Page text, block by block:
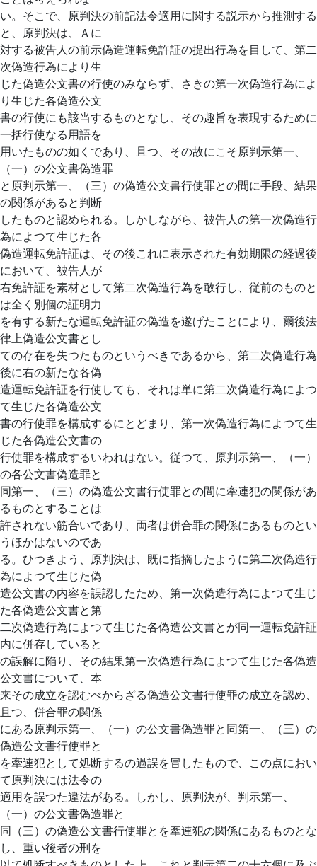
い。そこで、原判決の前記法令適用に関する説示から推測する
と、原判決は、Ａに
対する被告人の前示偽造運転免許証の提出行為を目して、第二
次偽造行為により生
じた偽造公文書の行使のみならず、さきの第一次偽造行為によ
り生じた各偽造公文
書の行使にも該当するものとなし、その趣旨を表現するために
一括行使なる用語を
用いたものの如くであり、且つ、その故にこそ原判示第一、
（一）の公文書偽造罪
と原判示第一、（三）の偽造公文書行使罪との間に手段、結果
の関係があると判断
したものと認められる。しかしながら、被告人の第一次偽造行
為によつて生じた各
偽造運転免許証は、その後これに表示された有効期限の経過後
において、被告人が
右免許証を素材として第二次偽造行為を敢行し、従前のものと
は全く別個の証明力
を有する新たな運転免許証の偽造を遂げたことにより、爾後法
律上偽造公文書とし
ての存在を失つたものというべきであるから、第二次偽造行為
後に右の新たな各偽
造運転免許証を行使しても、それは単に第二次偽造行為によつ
て生じた各偽造公文
書の行使罪を構成するにとどまり、第一次偽造行為によつて生
じた各偽造公文書の
行使罪を構成するいわれはない。従つて、原判示第一、（一）
の各公文書偽造罪と
同第一、（三）の偽造公文書行使罪との間に牽連犯の関係があ
るものとすることは
許されない筋合いであり、両者は併合罪の関係にあるものとい
うほかはないのであ
る。ひつきよう、原判決は、既に指摘したように第二次偽造行
為によつて生じた偽
造公文書の内容を誤認したため、第一次偽造行為によつて生じ
た各偽造公文書と第
二次偽造行為によつて生じた各偽造公文書とが同一運転免許証
内に併存していると
の誤解に陥り、その結果第一次偽造行為によつて生じた各偽造
公文書について、本
来その成立を認むべからざる偽造公文書行使罪の成立を認め、
且つ、併合罪の関係
にある原判示第一、（一）の公文書偽造罪と同第一、（三）の
偽造公文書行使罪と
を牽連犯として処断するの過誤を冒したもので、この点におい
て原判決には法令の
適用を誤つた違法がある。しかし、原判決が、判示第一、
（一）の公文書偽造罪と
同（三）の偽造公文書行使罪とを牽連犯の関係にあるものとな
し、重い後者の刑を